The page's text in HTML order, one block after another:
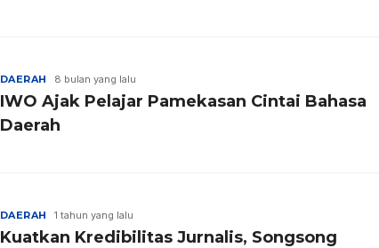
DAERAH 8 bulan yang lalu
IWO Ajak Pelajar Pamekasan Cintai Bahasa
Daerah
DAERAH 1 tahun yang lalu
Kuatkan Kredibilitas Jurnalis, Songsong